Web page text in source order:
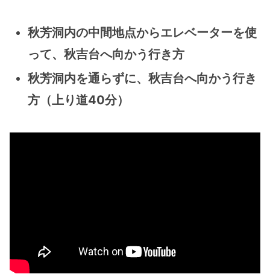
秋芳洞内の中間地点からエレベーターを使
って、秋吉台へ向かう行き方
秋芳洞内を通らずに、秋吉台へ向かう行き
方（上り道40分）